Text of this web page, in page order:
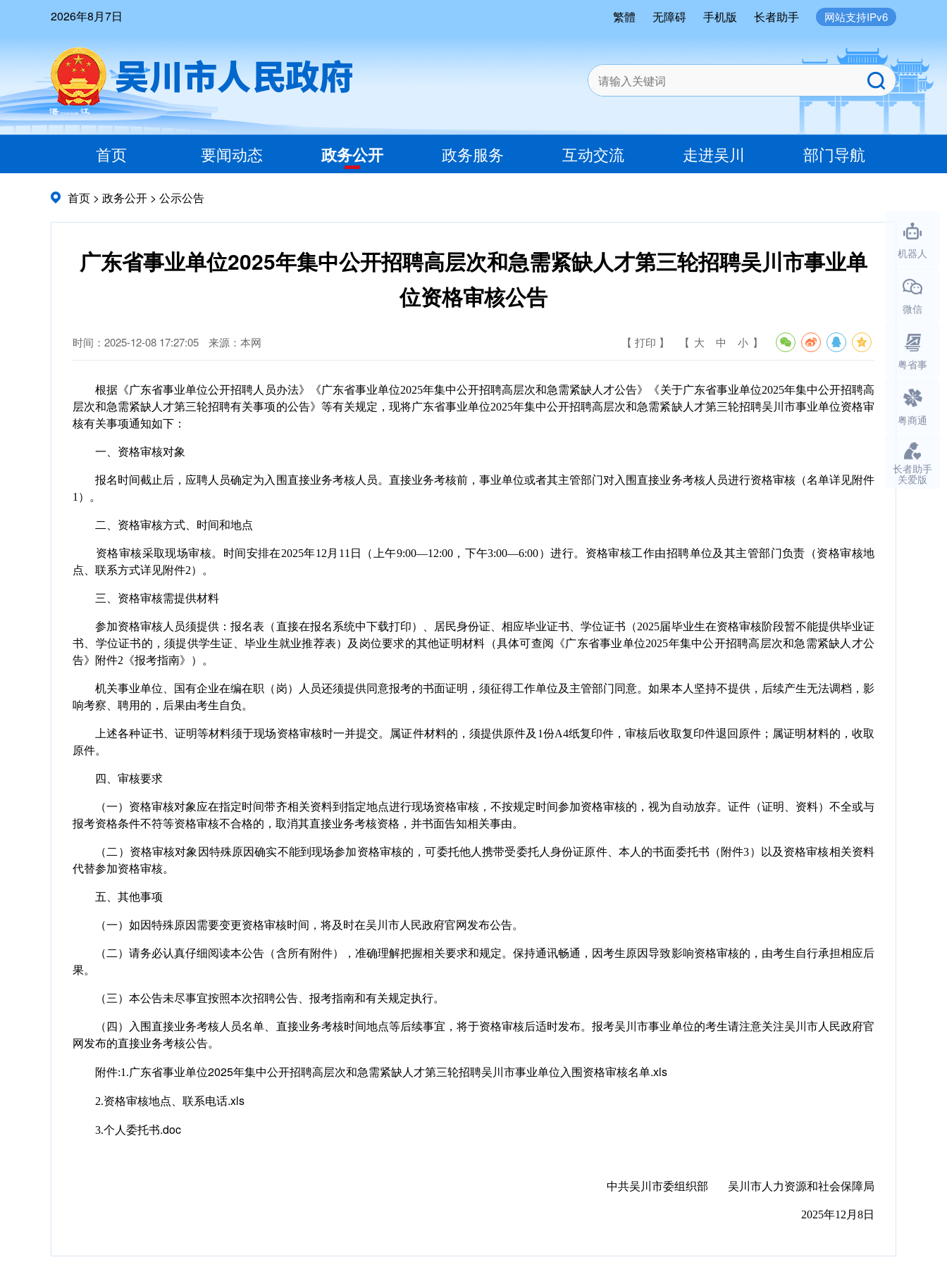
2026年8月7日 繁體 无障碍 手机版 长者助手 网站支持IPv6
首页 要闻动态 政务公开 政务服务 互动交流 走进吴川 部门导航
首页 > 政务公开 > 公示公告
广东省事业单位2025年集中公开招聘高层次和急需紧缺人才第三轮招聘吴川市事业单
位资格审核公告
时间：2025-12-08 17:27:05 来源：本网 【 打印 】 【 大 中 小 】
根据《广东省事业单位公开招聘人员办法》《广东省事业单位2025年集中公开招聘高层次和急需紧缺人才公告》《关于广东省事业单位2025年集中公开招聘高
层次和急需紧缺人才第三轮招聘有关事项的公告》等有关规定，现将广东省事业单位2025年集中公开招聘高层次和急需紧缺人才第三轮招聘吴川市事业单位资格审
核有关事项通知如下：
一、资格审核对象
报名时间截止后，应聘人员确定为入围直接业务考核人员。直接业务考核前，事业单位或者其主管部门对入围直接业务考核人员进行资格审核（名单详见附件
1）。
二、资格审核方式、时间和地点
资格审核采取现场审核。时间安排在2025年12月11日（上午9:00—12:00，下午3:00—6:00）进行。资格审核工作由招聘单位及其主管部门负责（资格审核地
点、联系方式详见附件2）。
三、资格审核需提供材料
参加资格审核人员须提供：报名表（直接在报名系统中下载打印）、居民身份证、相应毕业证书、学位证书（2025届毕业生在资格审核阶段暂不能提供毕业证
书、学位证书的，须提供学生证、毕业生就业推荐表）及岗位要求的其他证明材料（具体可查阅《广东省事业单位2025年集中公开招聘高层次和急需紧缺人才公
告》附件2《报考指南》）。
机关事业单位、国有企业在编在职（岗）人员还须提供同意报考的书面证明，须征得工作单位及主管部门同意。如果本人坚持不提供，后续产生无法调档，影
响考察、聘用的，后果由考生自负。
上述各种证书、证明等材料须于现场资格审核时一并提交。属证件材料的，须提供原件及1份A4纸复印件，审核后收取复印件退回原件；属证明材料的，收取
原件。
四、审核要求
（一）资格审核对象应在指定时间带齐相关资料到指定地点进行现场资格审核，不按规定时间参加资格审核的，视为自动放弃。证件（证明、资料）不全或与
报考资格条件不符等资格审核不合格的，取消其直接业务考核资格，并书面告知相关事由。
（二）资格审核对象因特殊原因确实不能到现场参加资格审核的，可委托他人携带受委托人身份证原件、本人的书面委托书（附件3）以及资格审核相关资料
代替参加资格审核。
五、其他事项
（一）如因特殊原因需要变更资格审核时间，将及时在吴川市人民政府官网发布公告。
（二）请务必认真仔细阅读本公告（含所有附件），准确理解把握相关要求和规定。保持通讯畅通，因考生原因导致影响资格审核的，由考生自行承担相应后
果。
（三）本公告未尽事宜按照本次招聘公告、报考指南和有关规定执行。
（四）入围直接业务考核人员名单、直接业务考核时间地点等后续事宜，将于资格审核后适时发布。报考吴川市事业单位的考生请注意关注吴川市人民政府官
网发布的直接业务考核公告。
附件:1.广东省事业单位2025年集中公开招聘高层次和急需紧缺人才第三轮招聘吴川市事业单位入围资格审核名单.xls
2.资格审核地点、联系电话.xls
3.个人委托书.doc
中共吴川市委组织部 吴川市人力资源和社会保障局
2025年12月8日
机器人
微信
粤省事
粤商通
长者助手
关爱版